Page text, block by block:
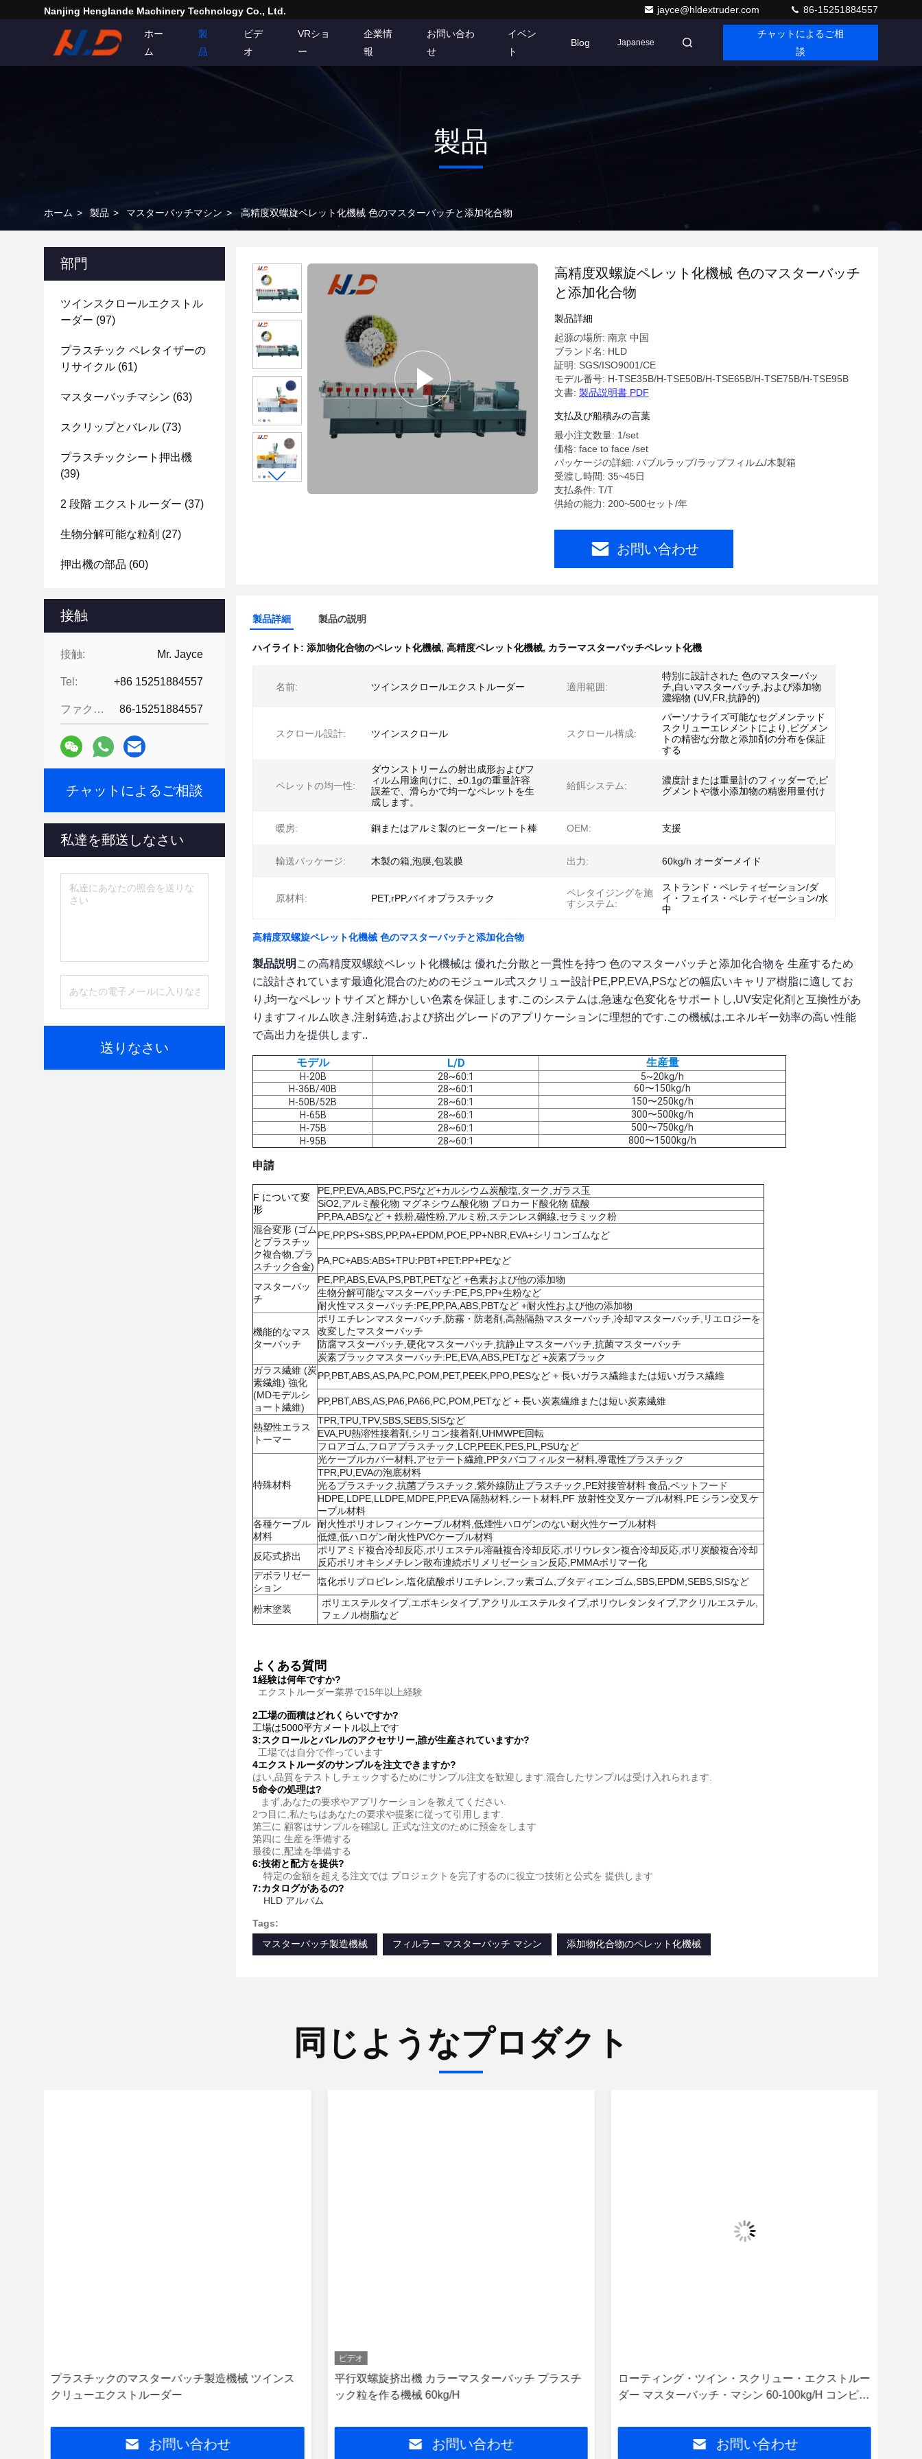
Nanjing Henglande Machinery Technology Co., Ltd. jayce@hldextruder.com 86-15251884557
ホー
ム
製
品
ビデ
オ
VRショ
ー
企業情
報
お問い合わ
せ
イベン
ト
Blog Japanese
チャットによるご相
談
製品
ホーム > 製品 > マスターバッチマシン > 高精度双螺旋ペレット化機械 色のマスターバッチと添加化合物
部門
ツインスクロールエクストル
ーダー (97)
プラスチック ペレタイザーの
リサイクル (61)
マスターバッチマシン (63)
スクリップとバレル (73)
プラスチックシート押出機
(39)
2 段階 エクストルーダー (37)
生物分解可能な粒剤 (27)
押出機の部品 (60)
接触
接触: Mr. Jayce
Tel: +86 15251884557
ファクシミリ: 86-15251884557
チャットによるご相談
私達を郵送しなさい
送りなさい
高精度双螺旋ペレット化機械 色のマスターバッチ
と添加化合物
製品詳細
起源の場所: 南京 中国
ブランド名: HLD
証明: SGS/ISO9001/CE
モデル番号: H-TSE35B/H-TSE50B/H-TSE65B/H-TSE75B/H-TSE95B
文書: 製品説明書 PDF
支払及び船積みの言葉
最小注文数量: 1/set
価格: face to face /set
パッケージの詳細: バブルラップ/ラップフィルム/木製箱
受渡し時間: 35~45日
支払条件: T/T
供給の能力: 200~500セット/年
お問い合わせ
製品詳細 製品の説明
ハイライト: 添加物化合物のペレット化機械, 高精度ペレット化機械, カラーマスターバッチペレット化機
名前: ツインスクロールエクストルーダー 適用範囲:
特別に設計された 色のマスターバッ
チ,白いマスターバッチ,および添加物
濃縮物 (UV,FR,抗静的)
スクロール設計: ツインスクロール スクロール構成:
パーソナライズ可能なセグメンテッド
スクリューエレメントにより,ピグメン
トの精密な分散と添加剤の分布を保証
する
ペレットの均一性:
ダウンストリームの射出成形およびフ
ィルム用途向けに、±0.1gの重量許容
誤差で、滑らかで均一なペレットを生
成します。
給餌システム:
濃度計または重量計のフィッダーで,ピ
グメントや微小添加物の精密用量付け
暖房: 銅またはアルミ製のヒーター/ヒート棒 OEM: 支援
輸送パッケージ: 木製の箱,泡膜,包装膜 出力: 60kg/h オーダーメイド
原材料: PET,rPP,バイオプラスチック
ペレタイジングを施
すシステム:
ストランド・ペレティゼーション/ダ
イ・フェイス・ペレティゼーション/水
中
高精度双螺旋ペレット化機械 色のマスターバッチと添加化合物
製品説明 この高精度双螺紋ペレット化機械は 優れた分散と一貫性を持つ 色のマスターバッチと添加化合物を 生産するため
に設計されています最適化混合のためのモジュール式スクリュー設計PE,PP,EVA,PSなどの幅広いキャリア樹脂に適してお
り,均一なペレットサイズと輝かしい色素を保証します.このシステムは,急速な色変化をサポートし,UV安定化剤と互換性があ
りますフィルム吹き,注射鋳造,および挤出グレードのアプリケーションに理想的です.この機械は,エネルギー効率の高い性能
で高出力を提供します..
モデル L/D 生産量
H-20B 28~60:1
5~20kg/h
H-36B/40B
28~60:1
60〜150kg/h
H-50B/52B
28~60:1
150〜250kg/h
H-65B
28~60:1
300〜500kg/h
H-75B
28~60:1
500〜750kg/h
H-95B
28~60:1 800〜1500kg/h
申請
F について変
形
PE,PP,EVA,ABS,PC,PSなど+カルシウム炭酸塩,ターク,ガラス玉
SiO2,アルミ酸化物 マグネシウム酸化物 ブロカード酸化物 硫酸
PP,PA,ABSなど + 鉄粉,磁性粉,アルミ粉,ステンレス鋼線,セラミック粉
混合変形 (ゴム
とプラスチッ
ク複合物,プラ
スチック合金)
PE,PP,PS+SBS,PP,PA+EPDM,POE,PP+NBR,EVA+シリコンゴムなど
PA,PC+ABS:ABS+TPU:PBT+PET:PP+PEなど
マスターバッ
チ
PE,PP,ABS,EVA,PS,PBT,PETなど +色素および他の添加物
生物分解可能なマスターバッチ:PE,PS,PP+生粉など
耐火性マスターバッチ:PE,PP,PA,ABS,PBTなど +耐火性および他の添加物
機能的なマス
ターバッチ
ポリエチレンマスターバッチ,防霧・防老剤,高熱隔熱マスターバッチ,冷却マスターバッチ,リエロジーを
改変したマスターバッチ
防腐マスターバッチ,硬化マスターバッチ,抗静止マスターバッチ,抗菌マスターバッチ
炭素ブラックマスターバッチ:PE,EVA,ABS,PETなど +炭素ブラック
ガラス繊維 (炭
素繊維) 強化
(MDモデルシ
ョート繊維)
PP,PBT,ABS,AS,PA,PC,POM,PET,PEEK,PPO,PESなど + 長いガラス繊維または短いガラス繊維
PP,PBT,ABS,AS,PA6,PA66,PC,POM,PETなど + 長い炭素繊維または短い炭素繊維
熱塑性エラス
トーマー
TPR,TPU,TPV,SBS,SEBS,SISなど
EVA,PU熱溶性接着剤,シリコン接着剤,UHMWPE回転
フロアゴム,フロアプラスチック,LCP,PEEK,PES,PL,PSUなど
特殊材料
光ケーブルカバー材料,アセテート繊維,PPタバコフィルター材料,導電性プラスチック
TPR,PU,EVAの泡底材料
光るプラスチック,抗菌プラスチック,紫外線防止プラスチック,PE対接管材料 食品,ペットフード
HDPE,LDPE,LLDPE,MDPE,PP,EVA 隔熱材料,シート材料,PF 放射性交叉ケーブル材料,PE シラン交叉ケ
ーブル材料
各種ケーブル
材料
耐火性ポリオレフィンケーブル材料,低煙性ハロゲンのない耐火性ケーブル材料
低煙,低ハロゲン耐火性PVCケーブル材料
反応式挤出
ポリアミド複合冷却反応,ポリエステル溶融複合冷却反応,ポリウレタン複合冷却反応,ポリ炭酸複合冷却
反応ポリオキシメチレン散布連続ポリメリゼーション反応,PMMAポリマー化
デボラリゼー
ション
塩化ポリプロピレン,塩化硫酸ポリエチレン,フッ素ゴム,ブタディエンゴム,SBS,EPDM,SEBS,SISなど
粉末塗装
ポリエステルタイプ,エポキシタイプ,アクリルエステルタイプ,ポリウレタンタイプ,アクリルエステル,
フェノル樹脂など